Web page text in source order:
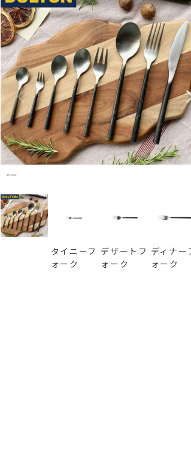
タイニーフ
ォーク
デザートフ
ォーク
ディナー
ォーク